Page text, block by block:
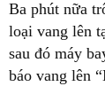
Ba phút nữa
loại vang lên
sau đó máy
báo vang lên